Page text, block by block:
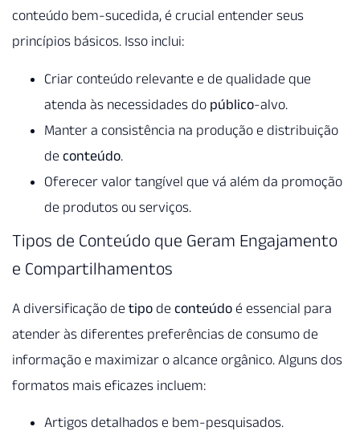
conteúdo bem-sucedida, é crucial entender seus
princípios básicos. Isso inclui:
Criar conteúdo relevante e de qualidade que
atenda às necessidades do público-alvo.
Manter a consistência na produção e distribuição
de conteúdo.
Oferecer valor tangível que vá além da promoção
de produtos ou serviços.
Tipos de Conteúdo que Geram Engajamento
e Compartilhamentos
A diversificação de tipo de conteúdo é essencial para
atender às diferentes preferências de consumo de
informação e maximizar o alcance orgânico. Alguns dos
formatos mais eficazes incluem:
Artigos detalhados e bem-pesquisados.